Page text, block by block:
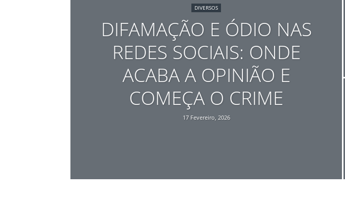
DIVERSOS
DIFAMAÇÃO E ÓDIO NAS
REDES SOCIAIS: ONDE
ACABA A OPINIÃO E
COMEÇA O CRIME
17 Fevereiro, 2026